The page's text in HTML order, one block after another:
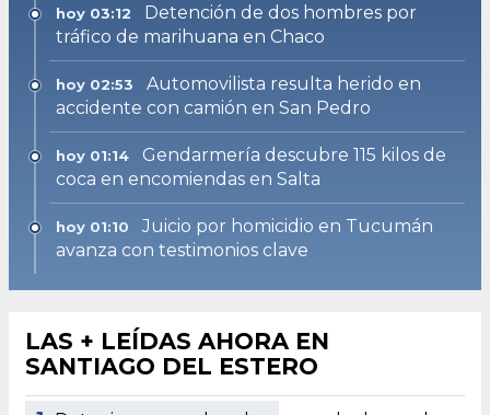
hoy 03:12
Detención de dos hombres por
tráfico de marihuana en Chaco
hoy 02:53
Automovilista resulta herido en
accidente con camión en San Pedro
hoy 01:14
Gendarmería descubre 115 kilos de
coca en encomiendas en Salta
hoy 01:10
Juicio por homicidio en Tucumán
avanza con testimonios clave
LAS + LEÍDAS AHORA EN
SANTIAGO DEL ESTERO